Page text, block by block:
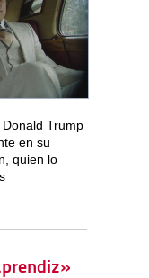
Trump
en su
quien lo